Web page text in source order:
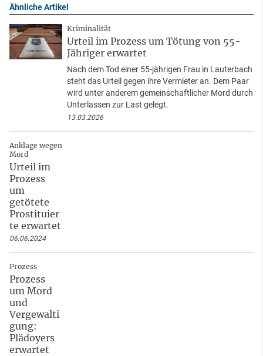
Ähnliche Artikel
Kriminalität
Urteil im Prozess um Tötung von 55-
Jähriger erwartet
Nach dem Tod einer 55-jährigen Frau in Lauterbach
steht das Urteil gegen ihre Vermieter an. Dem Paar
wird unter anderem gemeinschaftlicher Mord durch
Unterlassen zur Last gelegt.
13.03.2026
Anklage wegen
Mord
Urteil im
Prozess
um
getötete
Prostituier
te erwartet
06.06.2024
Prozess
Prozess
um Mord
und
Vergewalti
gung:
Plädoyers
erwartet